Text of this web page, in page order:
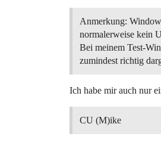
Anmerkung:
normalerweise kein
Bei meinem Test-
zumindest richtig
Ich habe mir auch nur
CU (M)ike